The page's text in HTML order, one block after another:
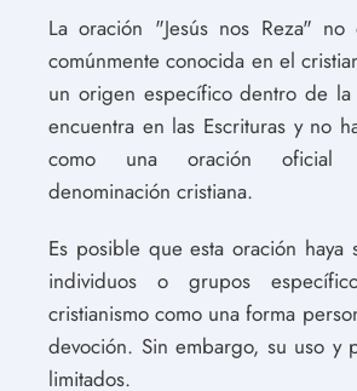
La oración "Jesús nos Reza" no
comúnmente conocida en el
un origen específico dentro de
encuentra en las Escrituras y no
como una oración oficial
denominación cristiana.
Es posible que esta oración haya
individuos o grupos
cristianismo como una forma
devoción. Sin embargo, su uso y
limitados.